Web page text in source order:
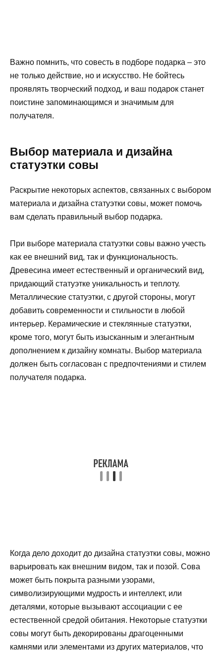
Важно помнить, что совесть в подборе подарка – это
не только действие, но и искусство. Не бойтесь
проявлять творческий подход, и ваш подарок станет
поистине запоминающимся и значимым для
получателя.
Выбор материала и дизайна
статуэтки совы
Раскрытие некоторых аспектов, связанных с выбором
материала и дизайна статуэтки совы, может помочь
вам сделать правильный выбор подарка.
При выборе материала статуэтки совы важно учесть
как ее внешний вид, так и функциональность.
Древесина имеет естественный и органический вид,
придающий статуэтке уникальность и теплоту.
Металлические статуэтки, с другой стороны, могут
добавить современности и стильности в любой
интерьер. Керамические и стеклянные статуэтки,
кроме того, могут быть изысканным и элегантным
дополнением к дизайну комнаты. Выбор материала
должен быть согласован с предпочтениями и стилем
получателя подарка.
Когда дело доходит до дизайна статуэтки совы, можно
варьировать как внешним видом, так и позой. Сова
может быть покрыта разными узорами,
символизирующими мудрость и интеллект, или
деталями, которые вызывают ассоциации с ее
естественной средой обитания. Некоторые статуэтки
совы могут быть декорированы драгоценными
камнями или элементами из других материалов, что